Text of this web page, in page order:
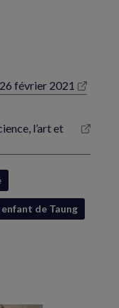
février 2021
l’art et
enfant de Taung